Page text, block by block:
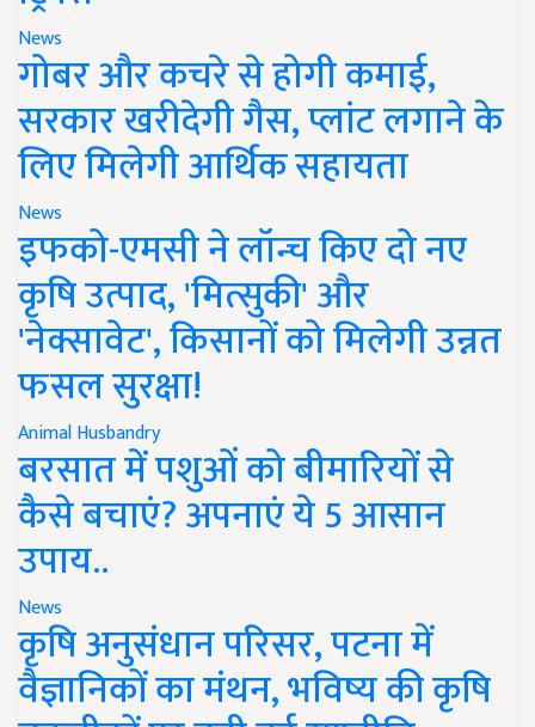
News
गोबर और कचरे से होगी कमाई,
सरकार खरीदेगी गैस, प्लांट लगाने के
लिए मिलेगी आर्थिक सहायता
News
इफको-एमसी ने लॉन्च किए दो नए
कृषि उत्पाद, 'मित्सुकी' और
'नेक्सावेट', किसानों को मिलेगी उन्नत
फसल सुरक्षा!
Animal Husbandry
बरसात में पशुओं को बीमारियों से
कैसे बचाएं? अपनाएं ये 5 आसान
उपाय..
News
कृषि अनुसंधान परिसर, पटना में
वैज्ञानिकों का मंथन, भविष्य की कृषि